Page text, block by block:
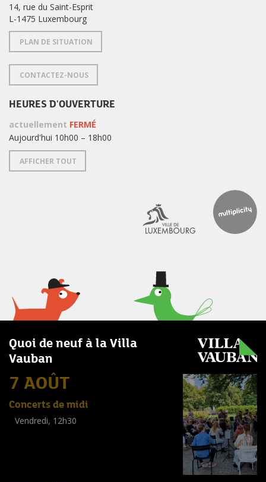
14, rue du Saint-Esprit
L-1475 Luxembourg
PLAN DE SITUATION
CONTACTEZ-NOUS
HEURES D'OUVERTURE
actuellement FERMÉ
Aujourd'hui 10h00 – 18h00
AFFICHER TOUT
Quoi de neuf à la Villa
Vauban
7 AOÛT
Concerts de midi
Vendredi, 12h30